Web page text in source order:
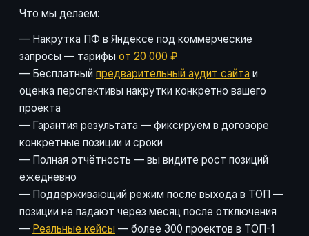
Что мы делаем:
— Накрутка ПФ в Яндексе под коммерческие
запросы — тарифы от 20 000 ₽
— Бесплатный предварительный аудит сайта и
оценка перспективы накрутки конкретно вашего
проекта
— Гарантия результата — фиксируем в договоре
конкретные позиции и сроки
— Полная отчётность — вы видите рост позиций
ежедневно
— Поддерживающий режим после выхода в ТОП —
позиции не падают через месяц после отключения
— Реальные кейсы — более 300 проектов в ТОП-1